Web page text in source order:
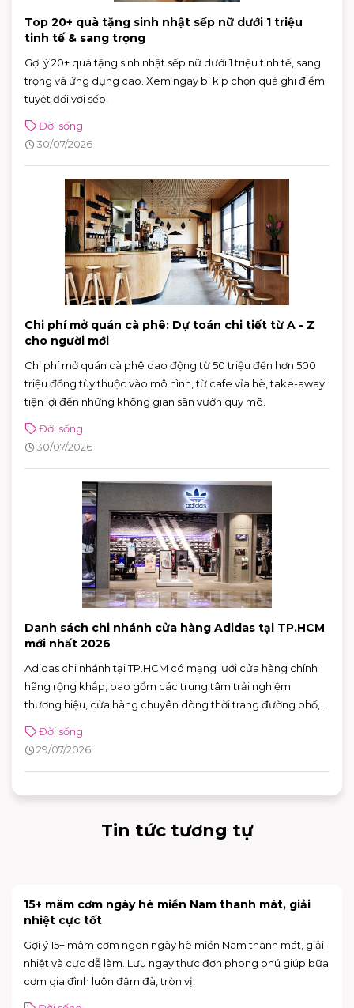
Top 20+ quà tặng sinh nhật sếp nữ dưới 1 triệu
tinh tế & sang trọng
Gợi ý 20+ quà tặng sinh nhật sếp nữ dưới 1 triệu tinh tế, sang
trọng và ứng dụng cao. Xem ngay bí kíp chọn quà ghi điểm
tuyệt đối với sếp!
Đời sống
30/07/2026
Chi phí mở quán cà phê: Dự toán chi tiết từ A - Z
cho người mới
Chi phí mở quán cà phê dao động từ 50 triệu đến hơn 500
triệu đồng tùy thuộc vào mô hình, từ cafe vỉa hè, take-away
tiện lợi đến những không gian sân vườn quy mô.
Đời sống
30/07/2026
Danh sách chi nhánh cửa hàng Adidas tại TP.HCM
mới nhất 2026
Adidas chi nhánh tại TP.HCM có mạng lưới cửa hàng chính
hãng rộng khắp, bao gồm các trung tâm trải nghiệm
thương hiệu, cửa hàng chuyên dòng thời trang đường phố,
hình và vị trí thuận tiện, khách hàng có thể dễ dàng tìm được
adidas chi nhánh phù hợp để mua sắm và trải nghiệm các
Đời sống
29/07/2026
Tin tức tương tự
15+ mâm cơm ngày hè miền Nam thanh mát, giải
nhiệt cực tốt
Gợi ý 15+ mâm cơm ngon ngày hè miền Nam thanh mát, giải
nhiệt và cực dễ làm. Lưu ngay thực đơn phong phú giúp bữa
cơm gia đình luôn đậm đà, tròn vị!